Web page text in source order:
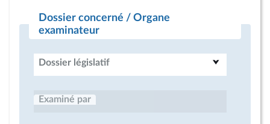
Dossier concerné / Organe
examinateur
Dossier législatif
Examiné par